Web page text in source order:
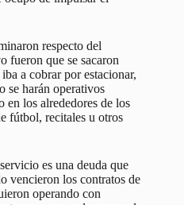
respecto del
fueron que se sacaron
a cobrar por estacionar,
se harán operativos
en los alrededores de los
fútbol, recitales u otros
es una deuda que
vencieron los contratos de
operando con